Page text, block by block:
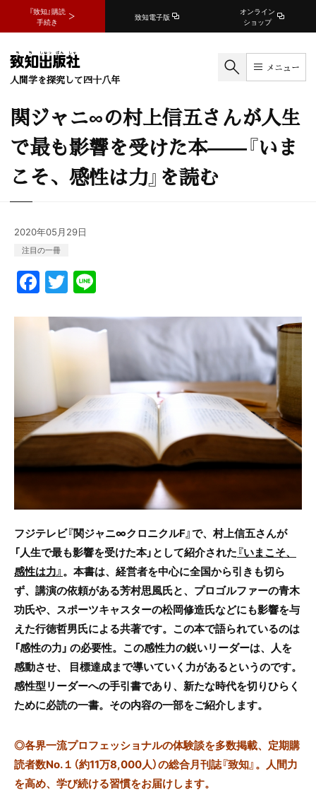
『致知』購読
手続き
致知電子版
オンライン
ショップ
人間学を探究して四十八年
メニュー
関ジャニ∞の村上信五さんが人生
で最も影響を受けた本——『いま
こそ、感性は力』を読む
2020年05月29日
注目の一冊
F
a
c
e
o
o
k
T
w
itt
er
e
フジテレビ『関ジャニ∞クロニクルF』で、村上信五さんが
「人生で最も影響を受けた本」として紹介された『いまこそ、
感性は力』。本書は、経営者を中心に全国から引きも切ら
ず、講演の依頼がある芳村思風氏と、プロゴルファーの青木
功氏や、スポーツキャスターの松岡修造氏などにも影響を与
えた行徳哲男氏による共著です。 この本で語られているのは
「感性の力」 の必要性。この感性力の鋭いリーダーは、人を
感動させ、 目標達成まで導いていく力があるというのです。
感性型リーダーへの手引書であり、新たな時代を切りひらく
ために必読の一書。その内容の一部をご紹介します。
◎各界一流プロフェッショナルの体験談を多数掲載、定期購
読者数No.１（約11万8,000人）の総合月刊誌『致知』。人間力
を高め、学び続ける習慣をお届けします。